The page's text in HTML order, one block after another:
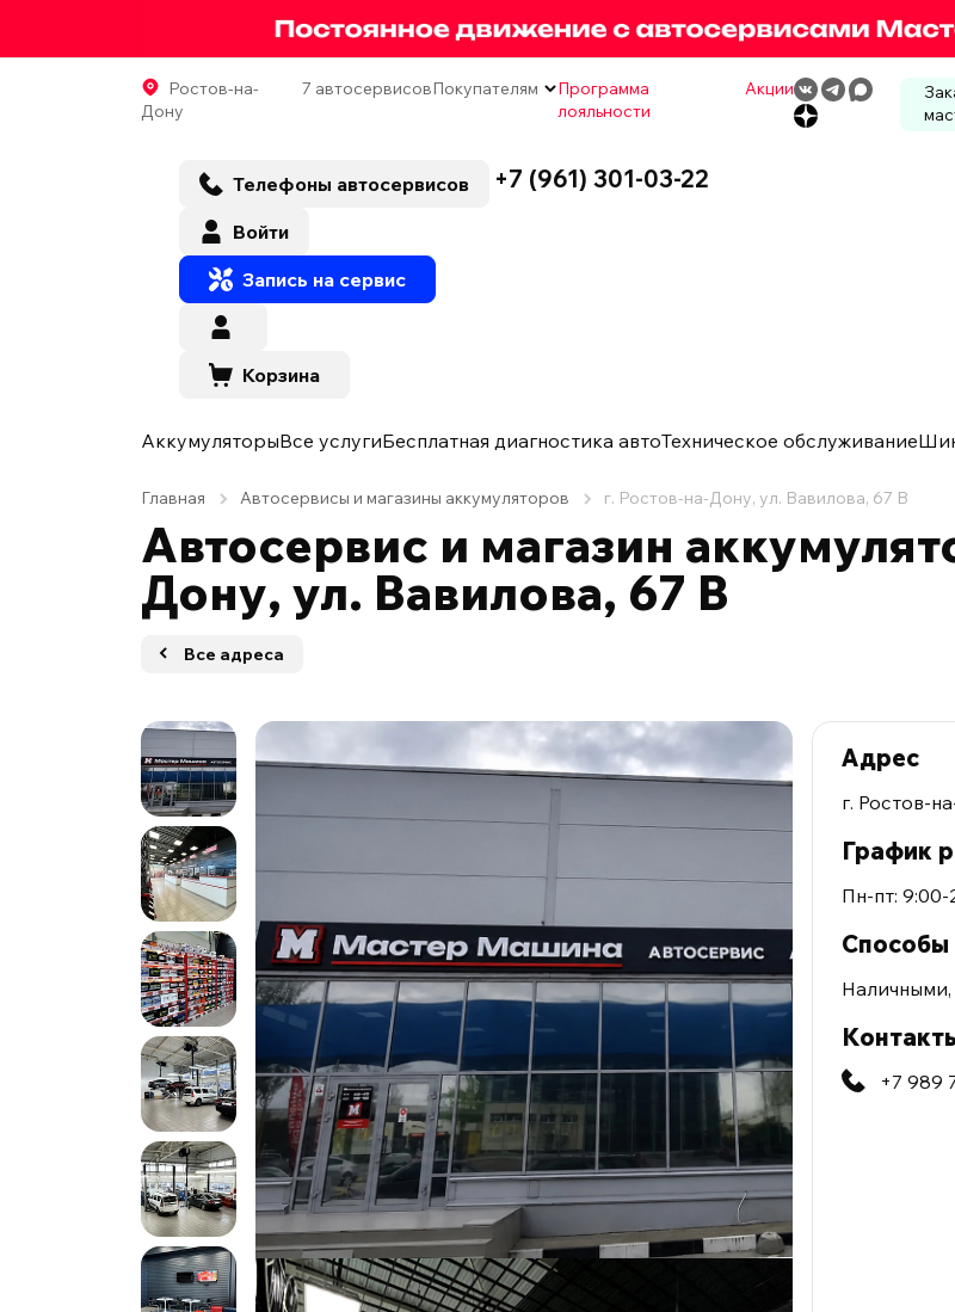
Ростов-на-
Дону
7 автосервисовПокупателям
Программа
лояльности
Акции
Телефоны автосервисов +7 (961) 301-03-22
Войти
Запись на сервис
Корзина
АккумуляторыВсе услугиБесплатная диагностика автоТехническое обслуживание
Главная Автосервисы и магазины аккумуляторов г. Ростов-на-Дону, ул. Вавилова, 67 В
Автосервис и магазин
Дону, ул. Вавилова, 67 В
Все адреса
Адрес
г. Ростов-
График
Пн-пт: 9:00-
Способы
+7 989